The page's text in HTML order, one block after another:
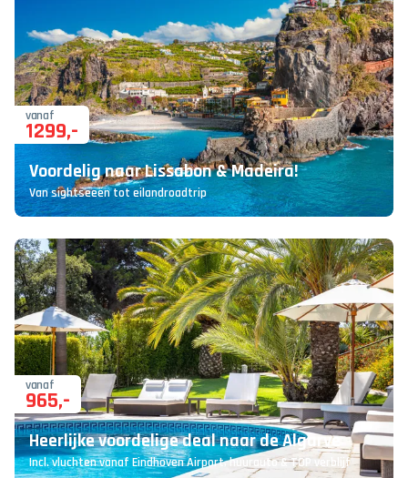
vanaf
1299,-
Voordelig naar Lissabon & Madeira!
Van sightseeën tot eilandroadtrip
vanaf
965,-
Heerlijke voordelige deal naar de Algarve
Incl. vluchten vanaf Eindhoven Airport, huurauto & TOP verblijf